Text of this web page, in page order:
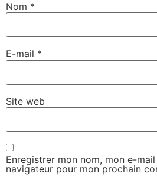
Nom *
E-mail *
Site web
Enregistrer mon nom, mon e-
navigateur pour mon prochain